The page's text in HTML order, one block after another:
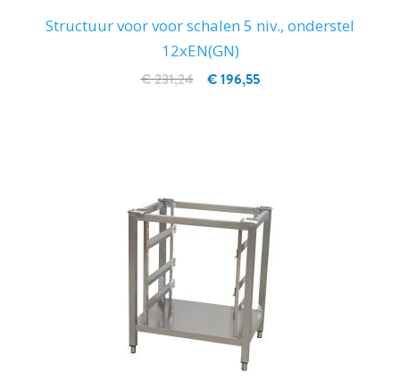
Structuur voor voor schalen 5 niv., onderstel
12xEN(GN)
€ 196,55
€ 231,24